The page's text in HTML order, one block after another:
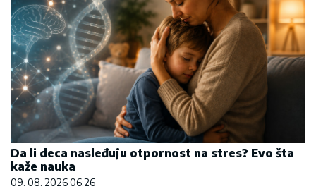
Da li deca nasleđuju otpornost na stres? Evo šta
kaže nauka
09. 08. 2026 06:26